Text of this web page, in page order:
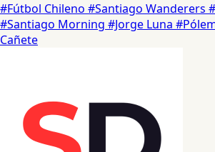
#Fútbol Chileno #Santiago Wanderers
#Santiago Morning #Jorge Luna
Cañete